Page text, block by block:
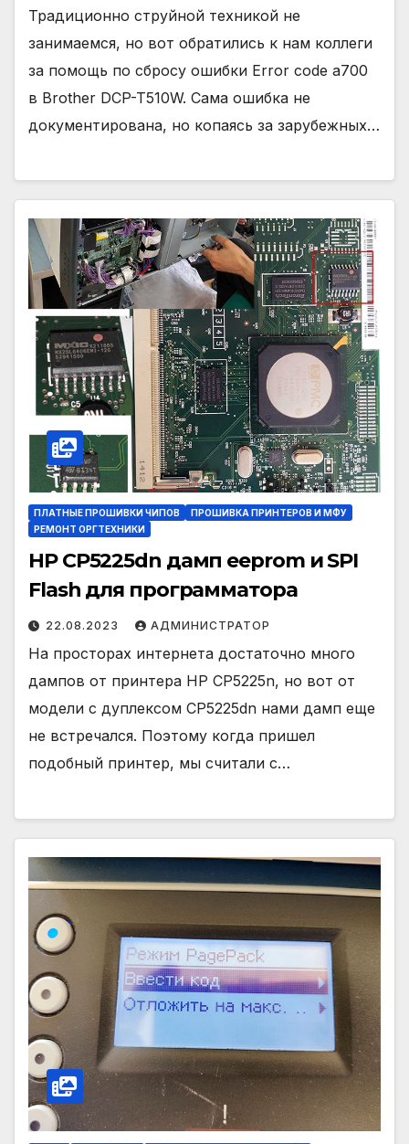
Традиционно струйной техникой не
занимаемся, но вот обратились к нам коллеги
за помощь по сбросу ошибки Error code a700
в Brother DCP-T510W. Сама ошибка не
документирована, но копаясь за зарубежных…
ПЛАТНЫЕ ПРОШИВКИ ЧИПОВ
ПРОШИВКА ПРИНТЕРОВ И МФУ
РЕМОНТ ОРГТЕХНИКИ
HP CP5225dn дамп eeprom и SPI
Flash для программатора
22.08.2023 АДМИНИСТРАТОР
На просторах интернета достаточно много
дампов от принтера HP CP5225n, но вот от
модели с дуплексом CP5225dn нами дамп еще
не встречался. Поэтому когда пришел
подобный принтер, мы считали с…